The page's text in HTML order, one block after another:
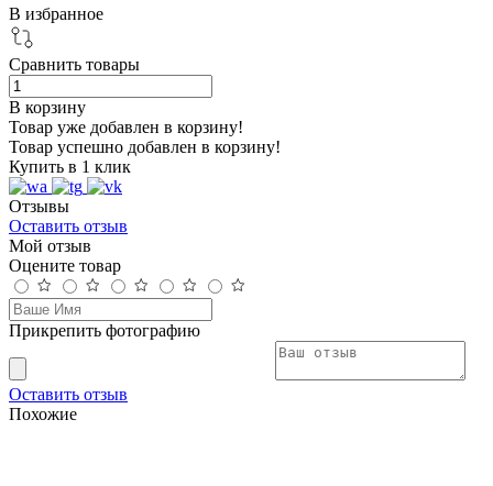
В избранное
Сравнить товары
В корзину
Товар уже добавлен в корзину!
Товар успешно добавлен в корзину!
Купить в 1 клик
Отзывы
Оставить отзыв
Мой отзыв
Оцените товар
Прикрепить фотографию
Оставить отзыв
Похожие